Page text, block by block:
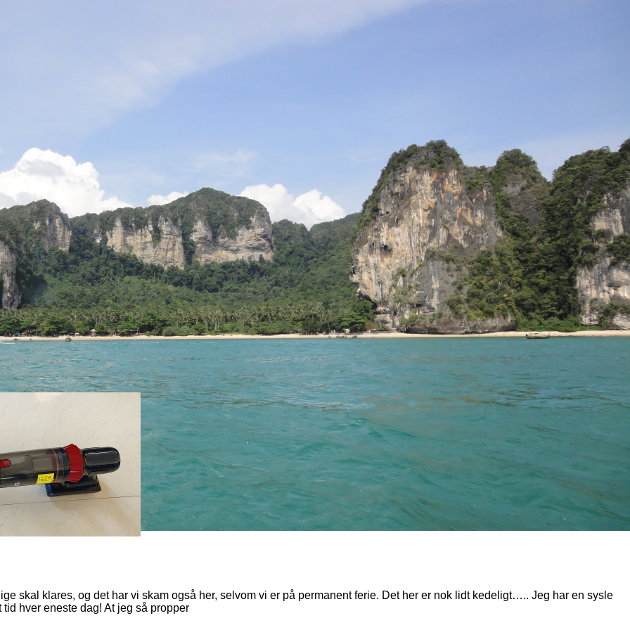
skal klares, og det har vi skam også her, selvom vi er på permanent ferie. Det her er nok lidt kedeligt….. Jeg har en sysle
hver eneste dag! At jeg så propper